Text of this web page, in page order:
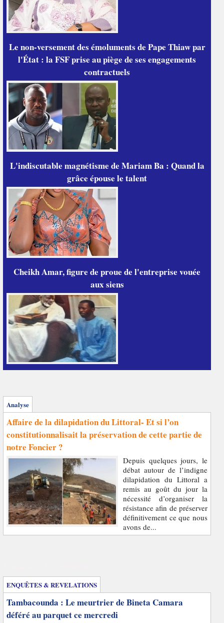
Le non-versement des émoluments de Pape Thiaw par
l'État : la FSF prise au piège de ses engagements
contractuels
L'indiscutable magnétisme de Mariam Ba : Quand la
grâce épouse le talent
Cheikh Amar, figure de proue de l'entreprise vouée
aux siens
Analyse
Affaire de la dilapidation du Littoral- Et si l’on
constitutionnalisait la préservation de cette partie de
notre Foncier ?
Depuis quelques jours, le
débat autour de l’indigne
dilapidation du Littoral a
remis au goût du jour la
nécessité d’organiser la
résistance afin de préserver
définitivement ce que nous
avons de...
ENQUÊTES & REVELATIONS
Tambacounda : Le meurtrier de Bineta Camara
déféré au parquet ce mercredi